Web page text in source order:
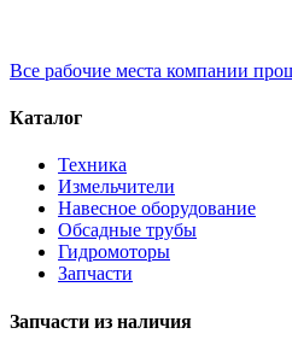
Все рабочие места компании
Каталог
Техника
Измельчители
Навесное оборудование
Обсадные трубы
Гидромоторы
Запчасти
Запчасти из наличия